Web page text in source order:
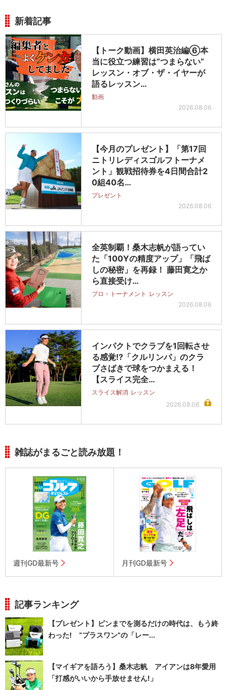
新着記事
【トーク動画】横田英治編⑥本
当に役立つ練習は“つまらない”
レッスン・オブ・ザ・イヤーが
語るレッスン…
動画
2026.08.06
【今月のプレゼント】「第17回
ニトリレディスゴルフトーナメ
ント」観戦招待券を4日間合計2
0組40名…
プレゼント
2026.08.06
全英制覇！桑木志帆が語ってい
た「100Yの精度アップ」「飛ば
しの秘密」を再録！ 藤田寛之か
ら直接受け…
プロ・トーナメント レッスン
2026.08.06
インパクトでクラブを1回転させ
る感覚!?「クルリンパ」のクラ
ブさばきで球をつかまえる！
【スライス完全…
スライス解消 レッスン
2026.08.06
雑誌がまるごと読み放題！
週刊GD最新号 月刊GD最新号
記事ランキング
【プレゼント】ピンまでを測るだけの時代は、もう終
わった! “プラスワン”の「レー...
【マイギアを語ろう】桑木志帆 アイアンは8年愛用
「打感がいいから手放せません!」